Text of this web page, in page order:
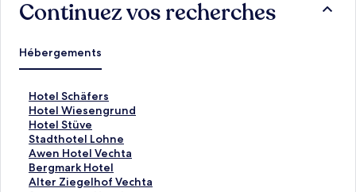
Continuez vos recherches
Hébergements
Hotel Schäfers
L
i
e
n
o
u
v
Hotel Wiesengrund
L
i
e
n
o
u
Hotel Stüve
L
i
e
n
o
Stadthotel Lohne
L
i
e
n
Awen Hotel Vechta
L
i
e
Bergmark Hotel
L
iAlter Ziegelhof Vechta
L